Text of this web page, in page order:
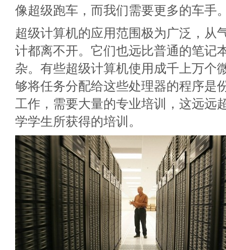
像超级跑车，而我们需要更多的车手
超级计算机的应用范围极为广泛，从
计都离不开。它们也远比普通的笔记
杂。有些超级计算机使用成千上万个
够将任务分配给这些处理器的程序是
工作，需要大量的专业培训，这远远
学学生所获得的培训。